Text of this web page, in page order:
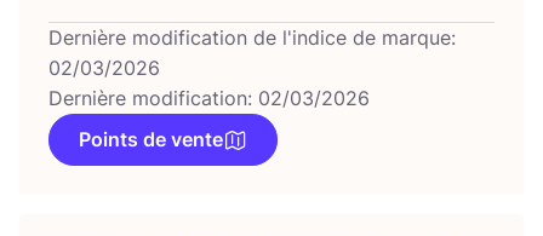
Dernière modification de l'indice de marque:
02/03/2026
Dernière modification: 02/03/2026
Points de vente